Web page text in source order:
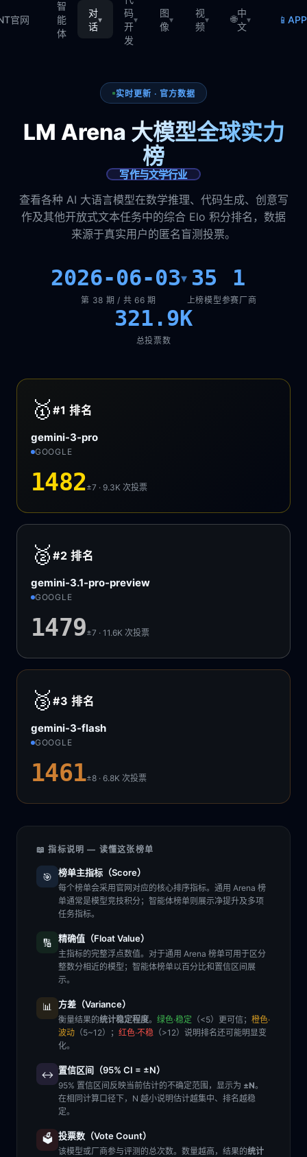
官网
智
能
体
对
话
▾
码
开
发
▾
图
像
▾
视
频
▾ 🌐
中
文
▾ 📱
实时更新 · 官方数据
LM Arena 大模型全球实力
榜
写作与文学行业
查看各种 AI 大语言模型在数学推理、代码生成、创意写
作及其他开放式文本任务中的综合 Elo 积分排名，数据
来源于真实用户的匿名盲测投票。
2026-06-03▾
第 38 期 / 共 66 期
35
上榜模型
1
参赛厂商
321.9K
总投票数
🥇 #1排名
gemini-3-pro
GOOGLE
1482±7 · 9.3K次投票
🥈 #2排名
gemini-3.1-pro-preview
GOOGLE
1479±7 · 11.6K次投票
🥉 #3排名
gemini-3-flash
GOOGLE
1461±8 · 6.8K次投票
📖 指标说明 — 读懂这张榜单
🎯 榜单主指标（Score）
每个榜单会采用官网对应的核心排序指标。通用 Arena 榜
单通常是模型竞技积分；智能体榜单则展示净提升及多项
任务指标。
🔢 精确值（Float Value）
主指标的完整浮点数值。对于通用 Arena 榜单可用于区分
整数分相近的模型；智能体榜单以百分比和置信区间展
示。
📊 方差（Variance）
衡量结果的统计稳定程度。 绿色·稳定 （<5）更可信； 橙色·
波动 （5~12）； 红色·不稳 （>12）说明排名还可能明显变
化。
↔️ 置信区间（95% CI = ±N）
95% 置信区间反映当前估计的不确定范围，显示为 ±N。
在相同计算口径下，N 越小说明估计越集中、排名越稳
定。
🗳️ 投票数（Vote Count）
该模型或厂商参与评测的总次数。数量越高，结果的统计